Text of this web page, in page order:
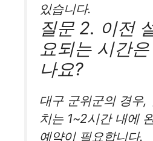
있습니다.
질문 2. 이전
요되는 시간
나요?
대구 군위군의 경우,
치는 1~2시간 내에
예약이 필요합니다.